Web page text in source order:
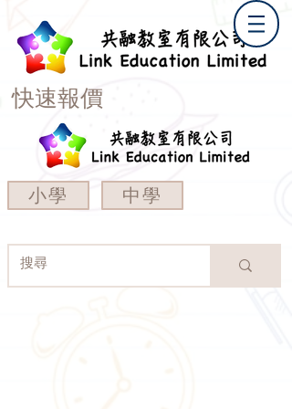
快速報價
小學 中學